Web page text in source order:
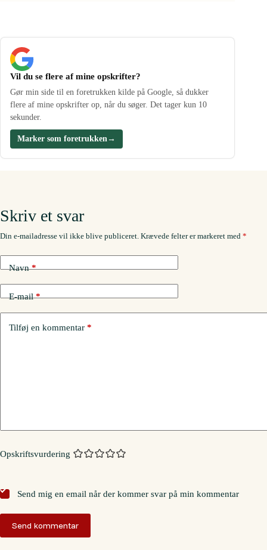
Vil du se flere af mine opskrifter?
Gør min side til en foretrukken kilde på Google, så dukker
flere af mine opskrifter op, når du søger. Det tager kun 10
sekunder.
Marker som foretrukken→
Skriv et svar
Din e-mailadresse vil ikke blive publiceret. Krævede felter er markeret med *
Navn*
E-mail*
Tilføj en kommentar *
Opskriftsvurdering
Send mig en email når der kommer svar på min kommentar
Send kommentar